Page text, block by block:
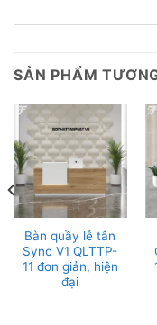
SẢN PHẨM
Bàn quầy lễ tân
Sync V1 QLTTP-
11 đơn giản, hiện
đại